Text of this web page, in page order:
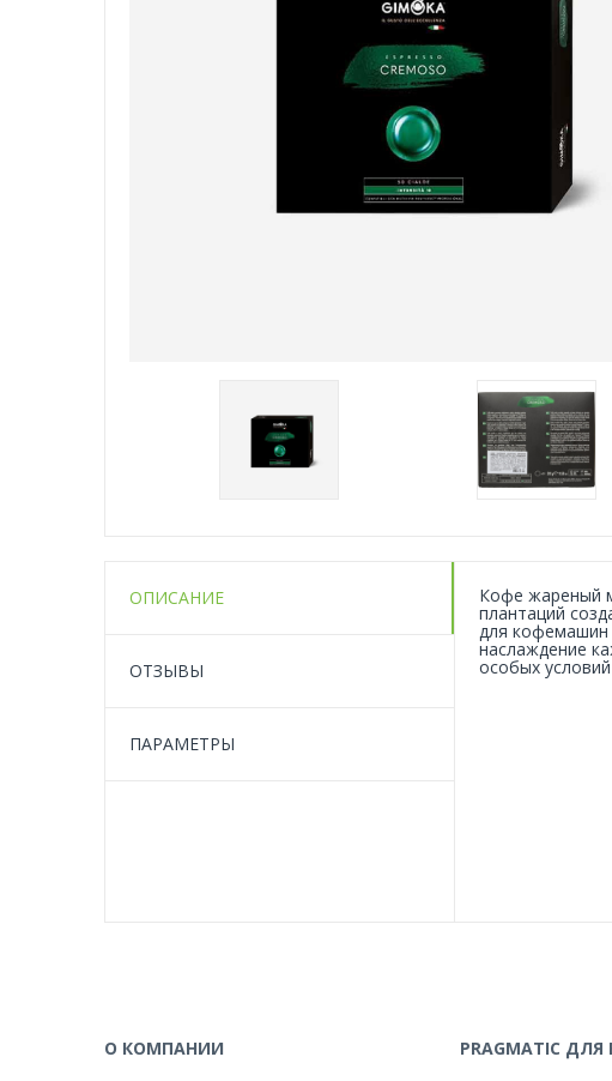
ОПИСАНИЕ
ОТЗЫВЫ
ПАРАМЕТРЫ
Кофе жареный
плантаций
для кофемашин
наслаждение
особых
О КОМПАНИИ PRAGMATIC